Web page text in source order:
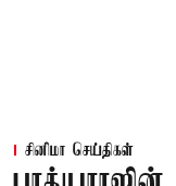
சினிமா செய்திகள்